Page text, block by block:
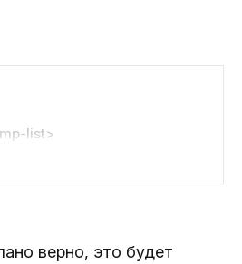
list>
верно, это будет